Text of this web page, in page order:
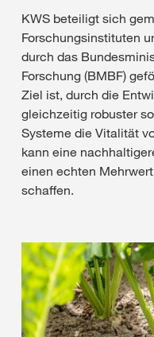
KWS beteiligt sich
Forschungsinstituten
durch das
Forschung (BMBF)
Ziel ist, durch die
gleichzeitig robuster
Systeme die Vitalität
kann eine
einen echten
schaffen.